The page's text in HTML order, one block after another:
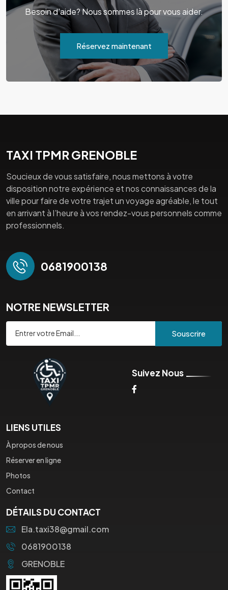
Besoin d'aide? Nous sommes là pour vous aider.
Réservez maintenant
TAXI TPMR GRENOBLE
Soucieux de vous satisfaire, nous mettons à votre
disposition notre expérience et nos connaissances de la
ville pour faire de votre trajet un voyage agréable, le tout
en arrivant à l’heure à vos rendez-vous personnels comme
professionnels.
0681900138
NOTRE NEWSLETTER
Souscrire
Suivez Nous
LIENS UTILES
À propos de nous
Réserver en ligne
Photos
Contact
DÉTAILS DU CONTACT
Ela.taxi38@gmail.com
0681900138
GRENOBLE